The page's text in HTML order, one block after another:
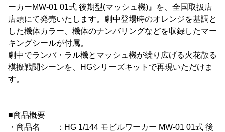
ーカーMW-01 01式 後期型(マッシュ機)』を、全国取扱店
店頭にて発売いたします。劇中登場時のオレンジを基調と
した機体カラー、機体のナンバリングなどを収録したマー
キングシールが付属。
劇中でランバ・ラル機とマッシュ機が繰り広げる火花散る
模擬戦闘シーンを、HGシリーズキットで再現いただけま
す。
■商品概要
・商品名 ：HG 1/144 モビルワーカー MW-01 01式 後